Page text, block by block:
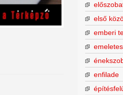
első
emberi
enfilade